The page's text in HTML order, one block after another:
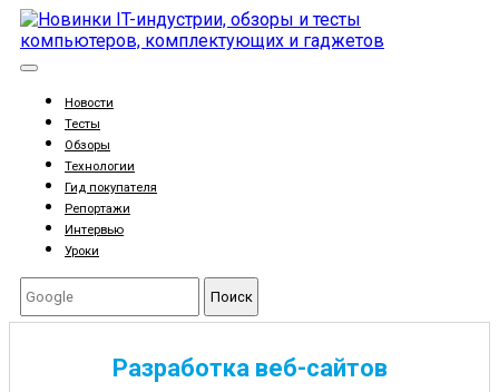
Новости
Тесты
Обзоры
Технологии
Гид покупателя
Репортажи
Интервью
Уроки
Поиск
Разработка веб-сайтов